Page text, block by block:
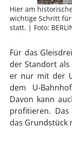
Hier am
wichtige Schritt
statt. | Foto:
Für das
der Standort
er nur mit der
dem U-
Davon kann
profitieren.
das Grundstück